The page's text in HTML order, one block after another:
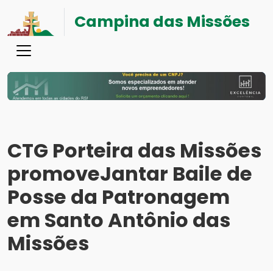
Campina das Missões
CTG Porteira das Missões
promoveJantar Baile de
Posse da Patronagem
em Santo Antônio das
Missões